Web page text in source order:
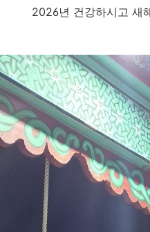
2026년 건강하시고 새